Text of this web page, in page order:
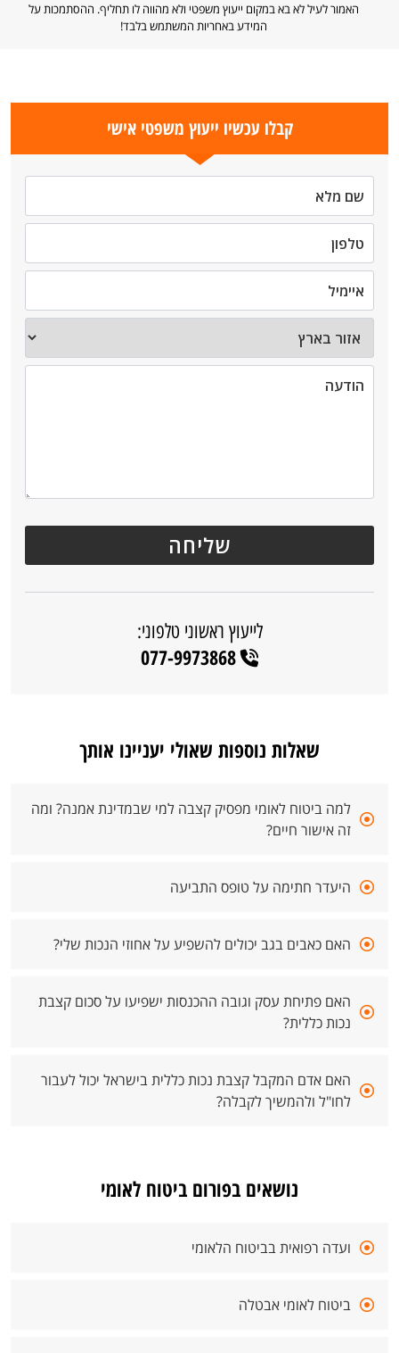
האמור לעיל לא בא במקום ייעוץ משפטי ולא מהווה לו תחליף. ההסתמכות על
המידע באחריות המשתמש בלבד!
קבלו עכשיו ייעוץ משפטי אישי
לייעוץ ראשוני טלפוני:
077-9973868
שאלות נוספות שאולי יעניינו אותך
למה ביטוח לאומי מפסיק קצבה למי שבמדינת אמנה? ומה
זה אישור חיים?
היעדר חתימה על טופס התביעה
האם כאבים בגב יכולים להשפיע על אחוזי הנכות שלי?
האם פתיחת עסק וגובה ההכנסות ישפיעו על סכום קצבת
נכות כללית?
האם אדם המקבל קצבת נכות כללית בישראל יכול לעבור
לחו"ל ולהמשיך לקבלה?
נושאים בפורום ביטוח לאומי
ועדה רפואית בביטוח הלאומי
ביטוח לאומי אבטלה